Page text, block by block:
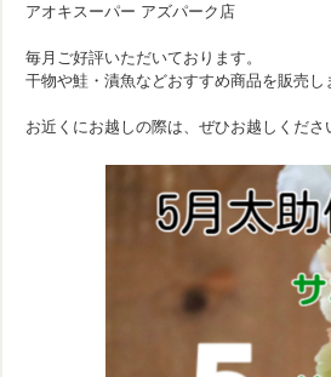
アオキスーパー アズパーク店
毎月ご好評いただいております。
干物や鮭・漬魚などおすすめ商品を販売し
お近くにお越しの際は、ぜひお越しくださ